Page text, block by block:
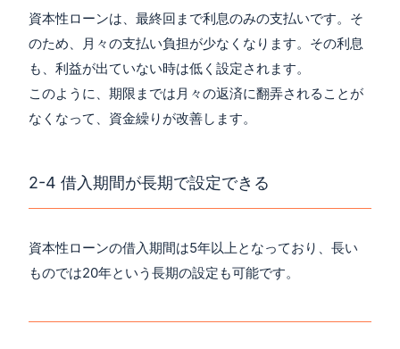
資本性ローンは、最終回まで利息のみの支払いです。そ
のため、月々の支払い負担が少なくなります。その利息
も、利益が出ていない時は低く設定されます。
このように、期限までは月々の返済に翻弄されることが
なくなって、資金繰りが改善します。
2-4 借入期間が長期で設定できる
資本性ローンの借入期間は5年以上となっており、長い
ものでは20年という長期の設定も可能です。